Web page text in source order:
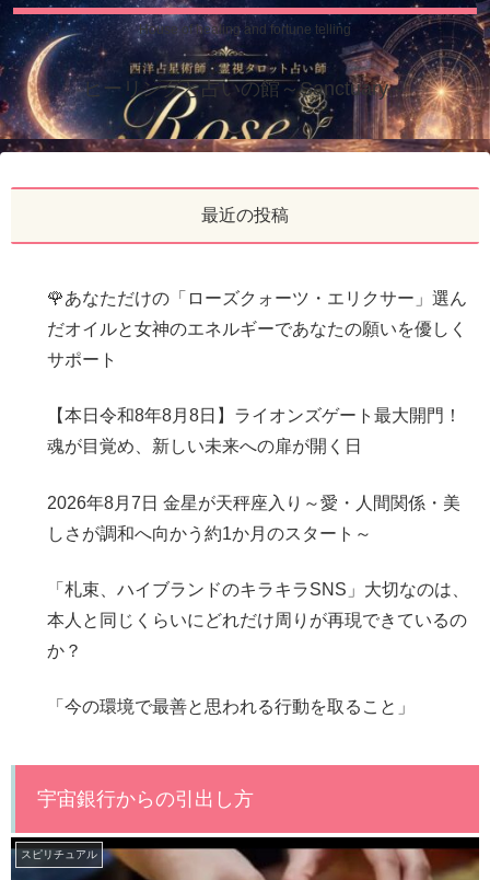
House of healing and fortune telling
ヒーリングと占いの館～Sanctuary～
最近の投稿
🌹あなただけの「ローズクォーツ・エリクサー」選ん
だオイルと女神のエネルギーであなたの願いを優しく
サポート
【本日令和8年8月8日】ライオンズゲート最大開門！
魂が目覚め、新しい未来への扉が開く日
2026年8月7日 金星が天秤座入り～愛・人間関係・美
しさが調和へ向かう約1か月のスタート～
「札束、ハイブランドのキラキラSNS」大切なのは、
本人と同じくらいにどれだけ周りが再現できているの
か？
「今の環境で最善と思われる行動を取ること」
宇宙銀行からの引出し方
スピリチュアル